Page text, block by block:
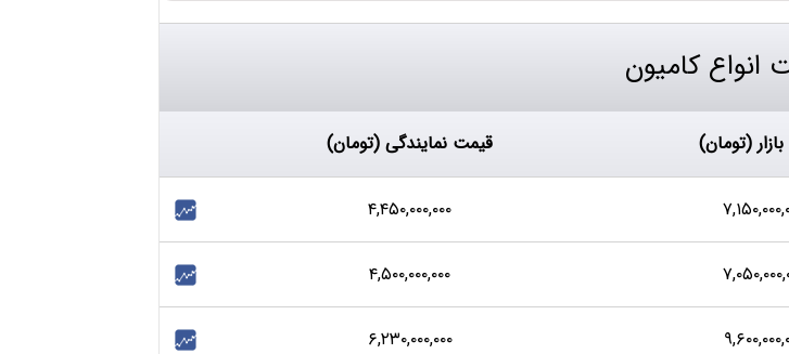
انواع کامیون
(تومان) قیمت نمایندگی (تومان)
۴,۴۵۰,۰۰۰,۰۰۰
۴,۵۰۰,۰۰۰,۰۰۰
۶,۲۳۰,۰۰۰,۰۰۰